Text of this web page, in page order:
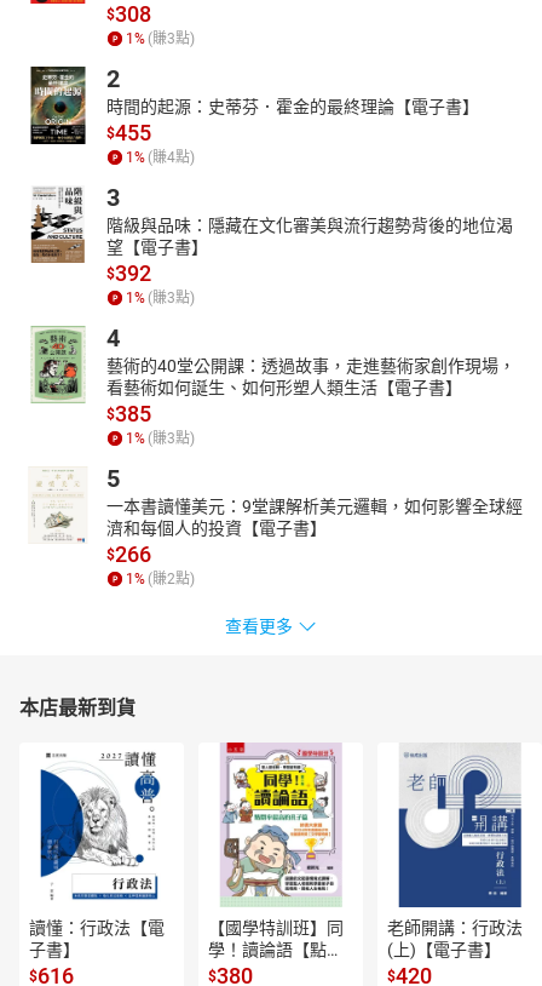
萊特（Christopher J. H. Wright）
萊特是「國際靈風合作夥伴組織」（the Langham Partnership
International）的國際事工主管。曾擔任萬國宣教學院（All Nations
Christian College）院長，也在印度普納（Pune）的聯合聖經神學院
（Union Biblical Seminary）任教。著有The Uniqueness of Jesus、
《聖經信息系列：以西結書》（The Message of Ezekiel）、《基督
教舊約倫理學》（Old Testament Ethics for the People of God）等
書。
$308
1 % (賺3點)
2
時間的起源：史蒂芬．霍金的最終理論【電子書】
$455
1 % (賺4點)
3
階級與品味：隱藏在文化審美與流行趨勢背後的地位渴
望【電子書】
$392
1 % (賺3點)
4
藝術的40堂公開課：透過故事，走進藝術家創作現場，
看藝術如何誕生、如何形塑人類生活【電子書】
$385
1 % (賺3點)
5
一本書讀懂美元：9堂課解析美元邏輯，如何影響全球經
濟和每個人的投資【電子書】
$266
1 % (賺2點)
查看更多
本店最新到貨
讀懂：行政法【電
子書】
$616
【國學特訓班】同
學！讀論語【點閱
率最高的孔子篇】
$380
老師開講：行政法
(上)【電子書】
$420